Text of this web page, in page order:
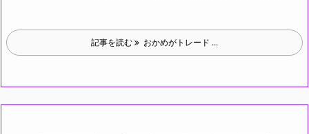
記事を読む おかめがトレード ...